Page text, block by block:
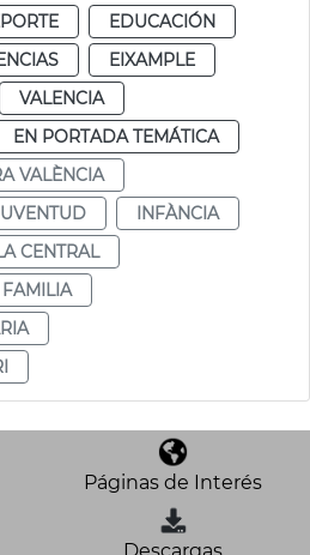
EDUCACIÓN
EIXAMPLE
VALENCIA
EN PORTADA TEMÁTICA
VALÈNCIA
INFÀNCIA
CENTRAL
FAMILIA
Páginas de Interés
Descargas